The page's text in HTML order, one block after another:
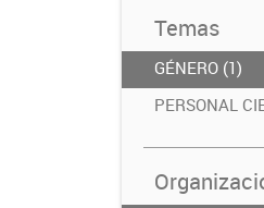
Temas
GÉNERO (1)
PERSONAL